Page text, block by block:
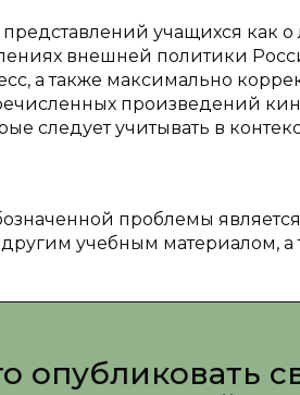
учащихся как о
внешней политики
а также максимально
произведений
следует учитывать в
проблемы
учебным материалом, а
опубликовать